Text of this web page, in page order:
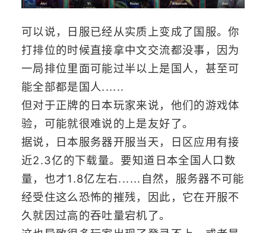
可以说，日服已经从实质上变成了国服。你
打排位的时候直接拿中文交流都没事，因为
一局排位里面可能过半以上是国人，甚至可
能全部都是国人......
但对于正牌的日本玩家来说，他们的游戏体
验，可能就很难说的上是友好了。
据说，日本服务器开服当天，日区应用有接
近2.3亿的下载量。要知道日本全国人口数
量，也才1.8亿左右......自然，服务器不可能
经受住这么恐怖的摧残，因此，它在开服不
久就因过高的吞吐量宕机了。